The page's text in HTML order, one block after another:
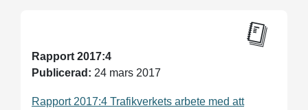
Rapport 2017:4
Publicerad: 24 mars 2017
Rapport 2017:4 Trafikverkets arbete med att